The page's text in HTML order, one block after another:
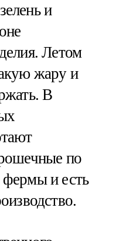
и
Летом
жару и
В
по
и есть